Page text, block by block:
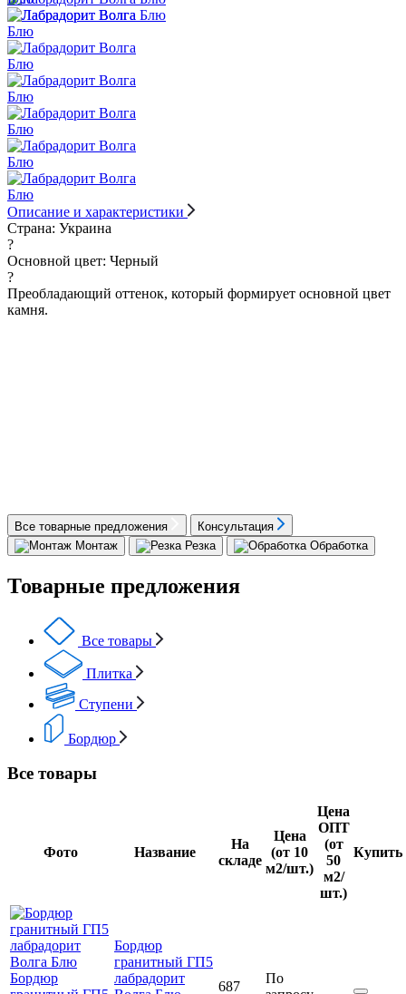
Описание и характеристики
Страна: Украина
?
Основной цвет: Черный
?
Преобладающий оттенок, который формирует основной цвет
камня.
Все товарные предложения
Консультация
Монтаж
Резка Обработка
Товарные предложения
Все товары
Плитка
Ступени
Бордюр
Все товары
Фото Название
На
складе
Цена
(от 10
м2/шт.)
Цена
ОПТ
(от
50
м2/
шт.)
Купить
Бордюр
Бордюр
гранитный ГП5
лабрадорит
687
По